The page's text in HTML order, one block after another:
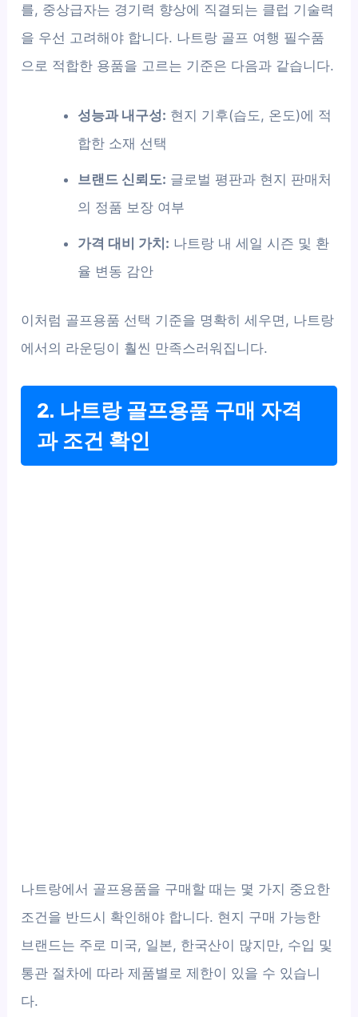
를, 중상급자는 경기력 향상에 직결되는 클럽 기술력
을 우선 고려해야 합니다. 나트랑 골프 여행 필수품
으로 적합한 용품을 고르는 기준은 다음과 같습니다.
성능과 내구성: 현지 기후(습도, 온도)에 적
합한 소재 선택
브랜드 신뢰도: 글로벌 평판과 현지 판매처
의 정품 보장 여부
가격 대비 가치: 나트랑 내 세일 시즌 및 환
율 변동 감안
이처럼 골프용품 선택 기준을 명확히 세우면, 나트랑
에서의 라운딩이 훨씬 만족스러워집니다.
2. 나트랑 골프용품 구매 자격
과 조건 확인
나트랑에서 골프용품을 구매할 때는 몇 가지 중요한
조건을 반드시 확인해야 합니다. 현지 구매 가능한
브랜드는 주로 미국, 일본, 한국산이 많지만, 수입 및
통관 절차에 따라 제품별로 제한이 있을 수 있습니
다.